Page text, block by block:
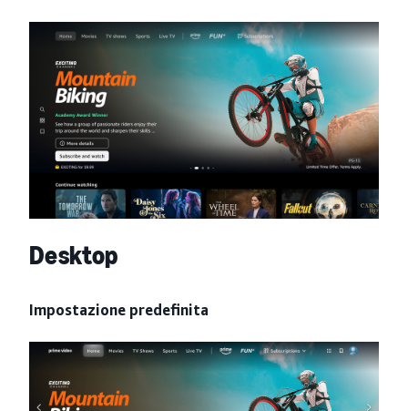
Desktop
Impostazione predefinita